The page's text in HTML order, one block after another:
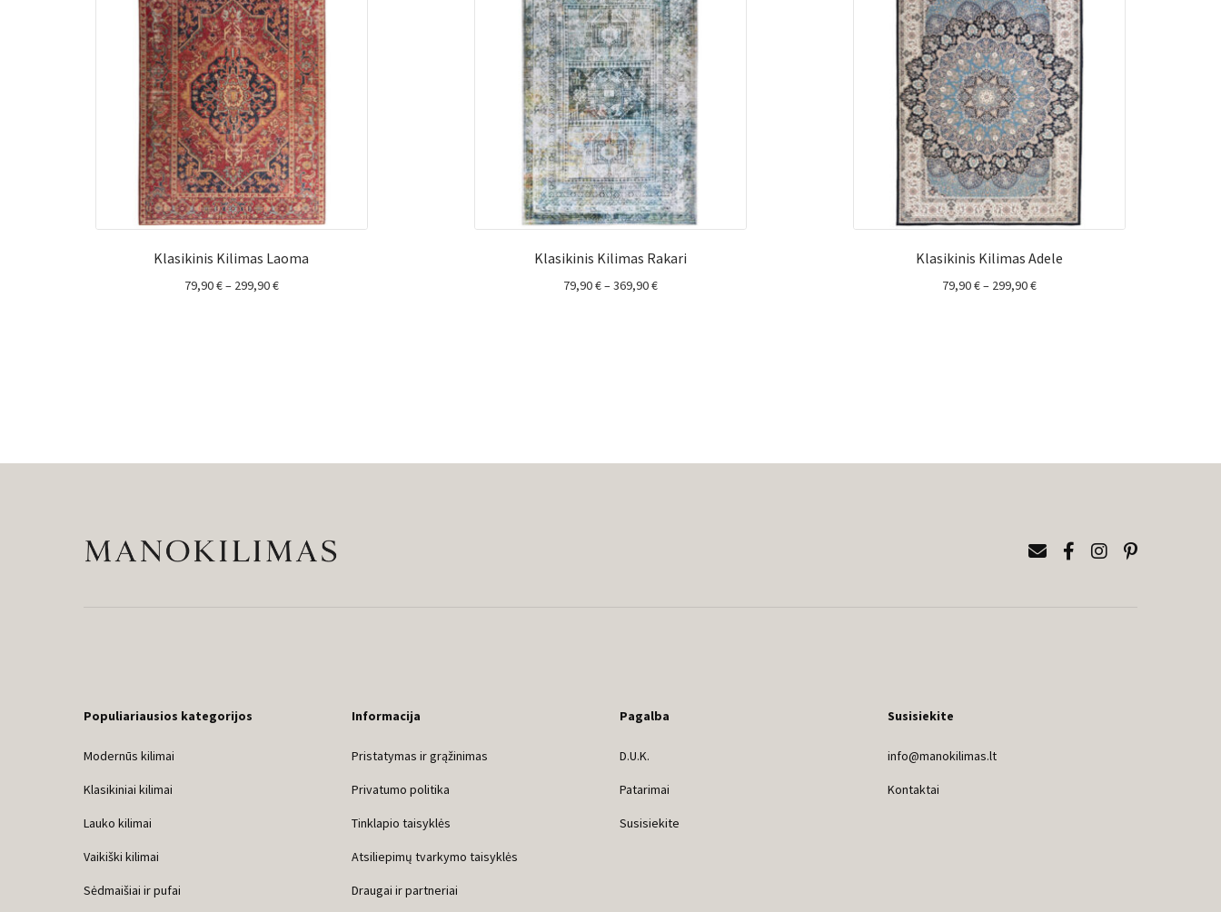
Klasikinis Kilimas Laoma
79,90€– 299,90€Price
Klasikinis Kilimas Rakari
79,90€–369,90€Price
Klasikinis Kilimas Adele
79,90€– 299,90€Price
Populiariausios kategorijos
Modernūs kilimai
Klasikiniai kilimai
Lauko kilimai
Vaikiški kilimai
Sėdmaišiai ir pufai
Informacija
Pristatymas ir grąžinimas
Privatumo politika
Tinklapio taisyklės
Atsiliepimų tvarkymo taisyklės
Draugai ir partneriai
Pagalba
D.U.K.
Patarimai
Susisiekite
Susisiekite
info@manokilimas.lt
Kontaktai